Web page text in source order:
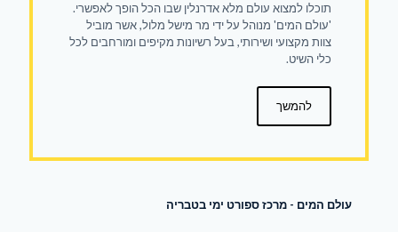
תוכלו למצוא עולם מלא אדרנלין שבו הכל הופך לאפשרי.
'עולם המים' מנוהל על ידי מר מישל מלול, אשר מוביל
צוות מקצועי ושירותי, בעל רשיונות מקיפים ומורחבים לכל
כלי השיט.
להמשך
עולם המים - מרכז ספורט ימי בטבריה